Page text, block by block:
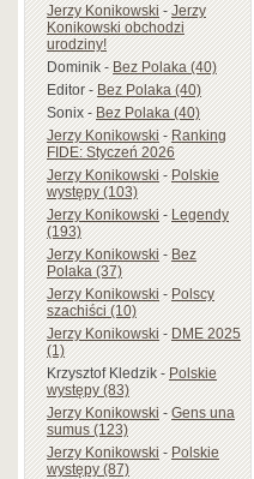
Jerzy Konikowski-Jerzy
Konikowski obchodzi
urodziny!
Dominik-Bez Polaka (40)
Editor-Bez Polaka (40)
Sonix-Bez Polaka (40)
Jerzy Konikowski-Ranking
FIDE: Styczeń 2026
Jerzy Konikowski-Polskie
występy (103)
Jerzy Konikowski-Legendy
(193)
Jerzy Konikowski-Bez
Polaka (37)
Jerzy Konikowski-Polscy
szachiści (10)
Jerzy Konikowski-DME 2025
(1)
Krzysztof Kledzik-Polskie
występy (83)
Jerzy Konikowski-Gens una
sumus (123)
Jerzy Konikowski-Polskie
występy (87)